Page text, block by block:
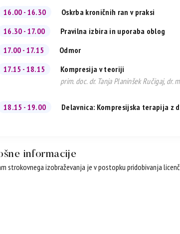
16.00 - 16.30
Oskrba kroničnih ran v praksi
16.30 - 17.00
Pravilna izbira in uporaba oblog
17.00 - 17.15
Odmor
17.15 - 18.15
Kompresija v teoriji
prim. doc. dr. Tanja Planinšek Ručigaj, dr.
18.15 - 19.00 Delavnica: Kompresijska terapija z
informacije
strokovnega izobraževanja je v postopku pridobivanja